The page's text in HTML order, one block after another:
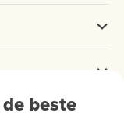
beste